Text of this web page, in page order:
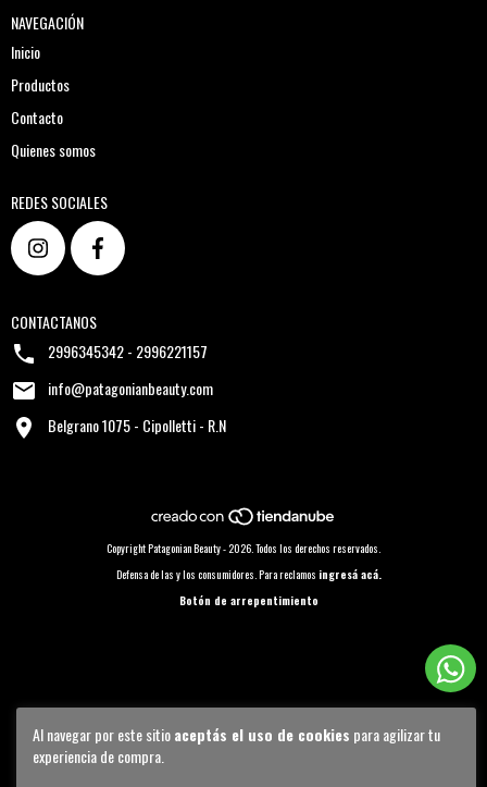
Al navegar por este sitioaceptás el uso de cookies para agilizar tu
experiencia de compra.
NAVEGACIÓN
Inicio
Productos
Contacto
Quienes somos
REDES SOCIALES
CONTACTANOS
2996345342 - 2996221157
info@patagonianbeauty.com
Belgrano 1075 - Cipolletti - R.N
Copyright Patagonian Beauty - 2026. Todos los derechos reservados.
Defensa de las y los consumidores. Para reclamos ingresá acá.
Botón de arrepentimiento